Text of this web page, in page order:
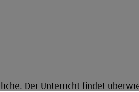
Der Unterricht findet